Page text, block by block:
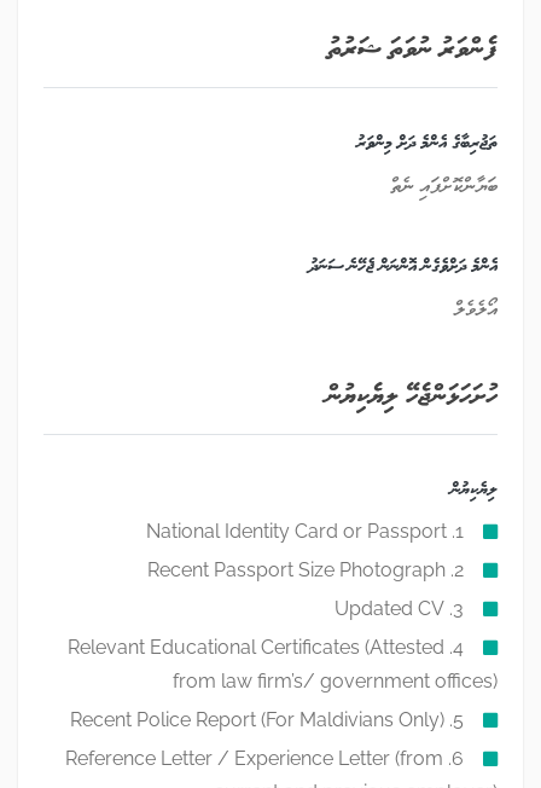
ފެންވަރު ނުވަތަ ޝަރުތު
ތަޖުރިބާގެ އެންމެ ދަށް މިންވަރު
ބަޔާންކޮށްފައި ނެތް
އެންމެ ދަށްވެގެން އޮންނަން ޖެހޭނެ ސަނަދު
އޯލެވެލް
ހުށަހަޅަންޖެހޭ ލިޔެކިޔުން
ލިޔެކިޔުން
1. National Identity Card or Passport
2. Recent Passport Size Photograph
3. Updated CV
4. Relevant Educational Certificates (Attested
from law firm’s/ government offices)
5. Recent Police Report (For Maldivians Only)
6. Reference Letter / Experience Letter (from